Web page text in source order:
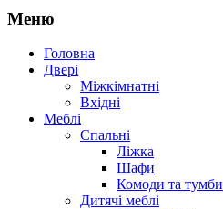
Меню
Головна
Двері
Міжкімнатні
Вхідні
Меблі
Спальні
Ліжка
Шафи
Комоди та тумби
Дитячі меблі